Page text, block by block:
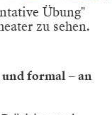
Übung"
zu sehen.
formal – an